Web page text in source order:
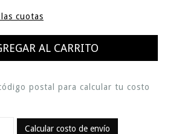
cuotas
postal para calcular tu costo
Calcular costo de envío